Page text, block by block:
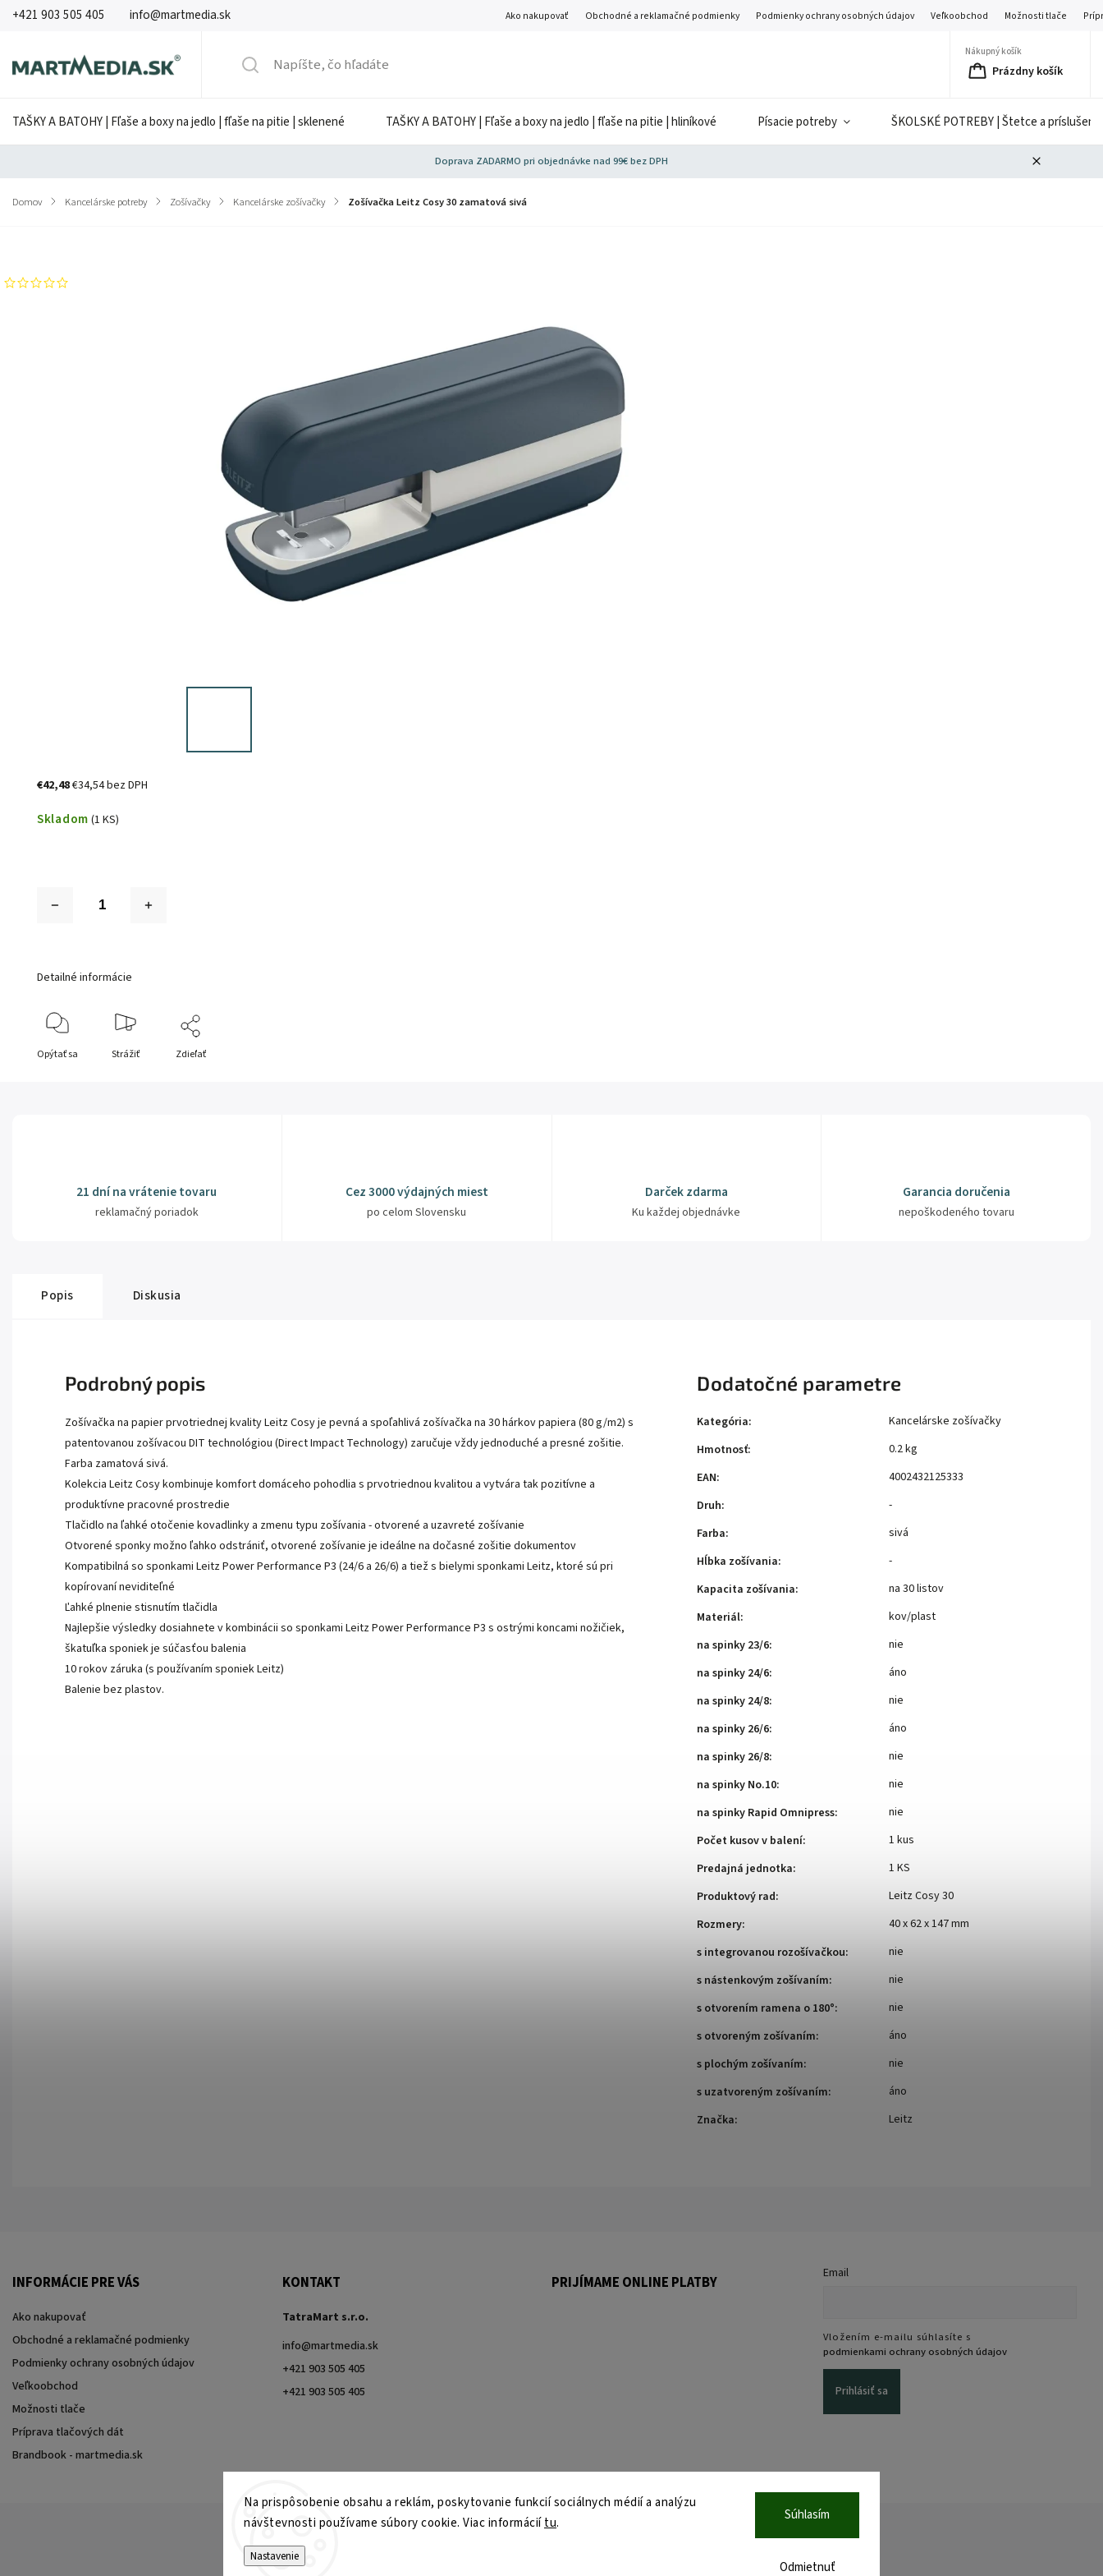
Na prispôsobenie obsahu a reklám, poskytovanie funkcií sociálnych médií a analýzu
návštevnosti používame súbory cookie. Viac informáciítu.
Nastavenie
Odmietnuť
Súhlasím
+421 903 505 405 info@martmedia.sk Ako nakupovať Obchodné a reklamačné podmienky Podmienky ochrany osobných údajov Veľkoobchod Možnosti tlače
Nákupný košík
Prázdny košík
TAŠKY A BATOHY | Fľaše a boxy na jedlo | fľaše na pitie | sklenené TAŠKY A BATOHY | Fľaše a boxy na jedlo | fľaše na pitie | hliníkové Písacie potreby ŠKOLSKÉ POTREBY | Štetce a
Doprava ZADARMO pri objednávke nad 99€ bez DPH
Domov / Kancelárske potreby / Zošívačky / Kancelárske zošívačky / Zošívačka Leitz Cosy 30 zamatová sivá
€42,48€34,54 bez DPH
Skladom (1 KS)
Detailné informácie
Opýtať sa Strážiť Zdieľať
21 dní na vrátenie tovaru
reklamačný poriadok
Cez 3000 výdajných miest
po celom Slovensku
Darček zdarma
Ku každej objednávke
Garancia doručenia
nepoškodeného tovaru
Popis Diskusia
Podrobný popis
Zošívačka na papier prvotriednej kvality Leitz Cosy je pevná a spoľahlivá zošívačka na 30 hárkov papiera (80 g/m2) s
patentovanou zošívacou DIT technológiou (Direct Impact Technology) zaručuje vždy jednoduché a presné zošitie.
Farba zamatová sivá.
Kolekcia Leitz Cosy kombinuje komfort domáceho pohodlia s prvotriednou kvalitou a vytvára tak pozitívne a
produktívne pracovné prostredie
Tlačidlo na ľahké otočenie kovadlinky a zmenu typu zošívania - otvorené a uzavreté zošívanie
Otvorené sponky možno ľahko odstrániť, otvorené zošívanie je ideálne na dočasné zošitie dokumentov
Kompatibilná so sponkami Leitz Power Performance P3 (24/6 a 26/6) a tiež s bielymi sponkami Leitz, ktoré sú pri
kopírovaní neviditeľné
Ľahké plnenie stisnutím tlačidla
Najlepšie výsledky dosiahnete v kombinácii so sponkami Leitz Power Performance P3 s ostrými koncami nožičiek,
škatuľka sponiek je súčasťou balenia
10 rokov záruka (s používaním sponiek Leitz)
Balenie bez plastov.
Dodatočné parametre
Kategória:
Kancelárske zošívačky
Hmotnosť:
0.2 kg
EAN:
4002432125333
Druh:
-
Farba:
sivá
Hĺbka zošívania:
-
Kapacita zošívania:
na 30 listov
Materiál:
kov/plast
na spinky 23/6:
nie
na spinky 24/6:
áno
na spinky 24/8:
nie
na spinky 26/6:
áno
na spinky 26/8:
nie
na spinky No.10:
nie
na spinky Rapid Omnipress:
nie
Počet kusov v balení:
1 kus
Predajná jednotka:
1 KS
Produktový rad:
Leitz Cosy 30
Rozmery:
40 x 62 x 147 mm
s integrovanou rozošívačkou:
nie
s nástenkovým zošívaním:
nie
s otvorením ramena o 180°:
nie
s otvoreným zošívaním:
áno
s plochým zošívaním:
nie
s uzatvoreným zošívaním:
áno
Značka: Leitz
INFORMÁCIE PRE VÁS
Ako nakupovať
Obchodné a reklamačné podmienky
Podmienky ochrany osobných údajov
Veľkoobchod
Možnosti tlače
Príprava tlačových dát
Brandbook - martmedia.sk
KONTAKT
TatraMart s.r.o.
info@martmedia.sk
+421 903 505 405
+421 903 505 405
PRIJÍMAME ONLINE PLATBY
Email
Vložením e-mailu súhlasíte s
podmienkami ochrany osobných údajov
Prihlásiť sa